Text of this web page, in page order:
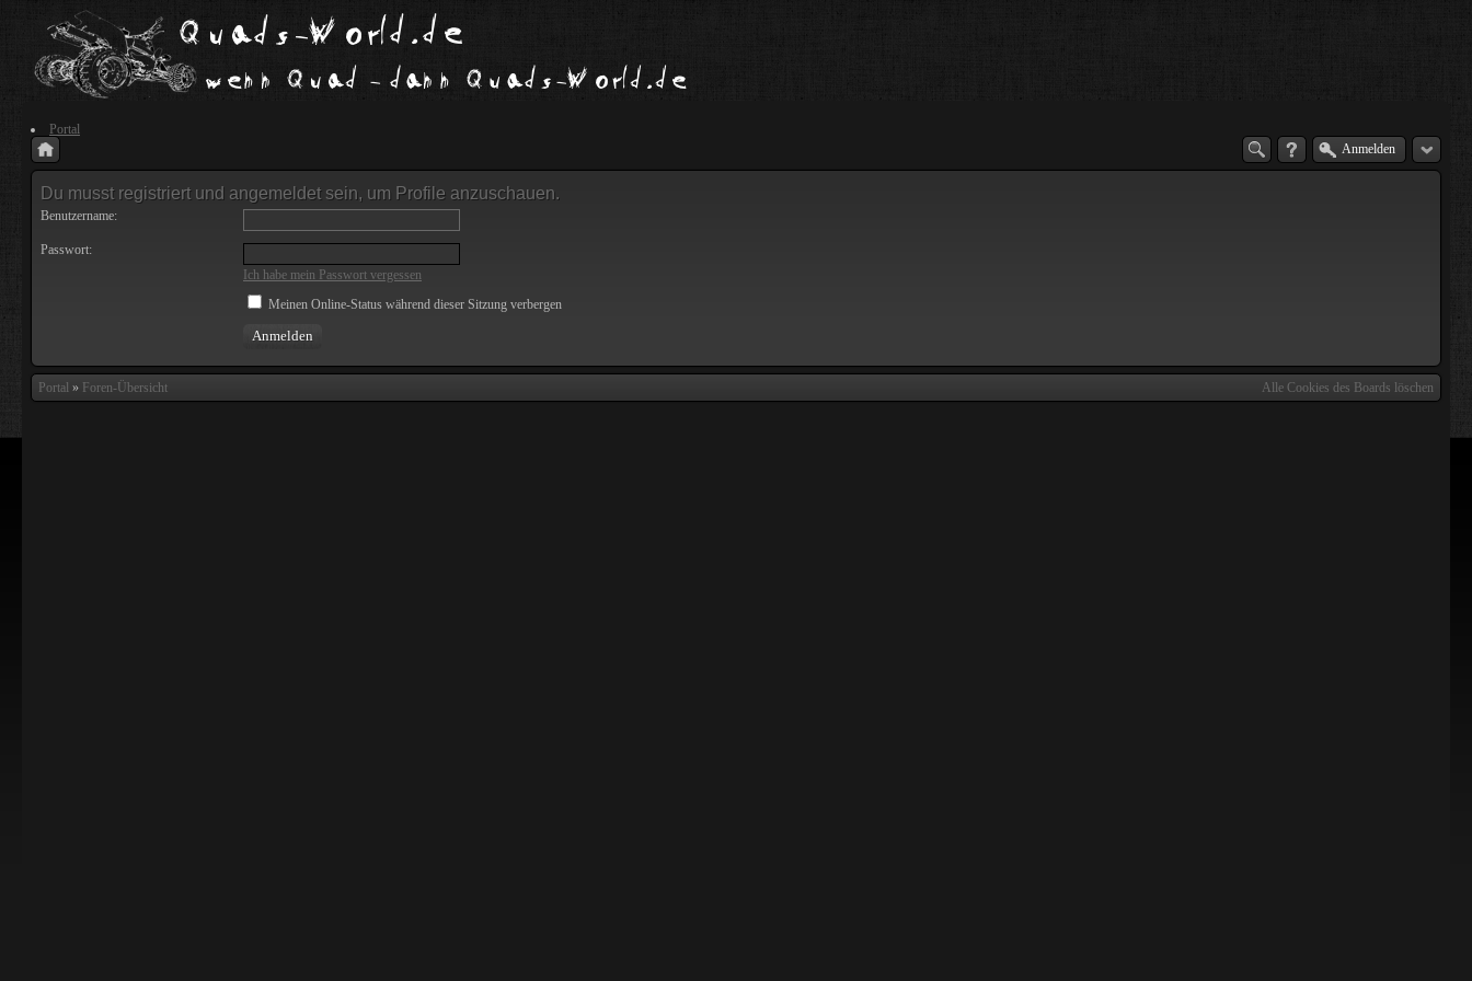
Portal
Anmelden
Du musst registriert und angemeldet sein, um Profile anzuschauen.
Benutzername:
Passwort:
Ich habe mein Passwort vergessen
Meinen Online-Status während dieser Sitzung verbergen
Portal » Foren-Übersicht Alle Cookies des Boards löschen